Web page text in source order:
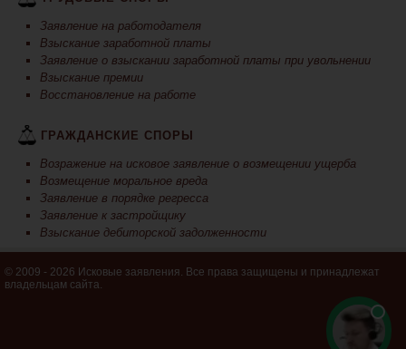
Заявление на работодателя
Взыскание заработной платы
Заявление о взыскании заработной платы при увольнении
Взыскание премии
Восстановление на работе
ГРАЖДАНСКИЕ СПОРЫ
Возражение на исковое заявление о возмещении ущерба
Возмещение моральное вреда
Заявление в порядке регресса
Заявление к застройщику
Взыскание дебиторской задолженности
© 2009 - 2026 Исковые заявления. Все права защищены и принадлежат
владельцам сайта.